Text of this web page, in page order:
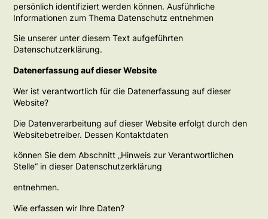
persönlich identifiziert werden können. Ausführliche
Informationen zum Thema Datenschutz entnehmen
Sie unserer unter diesem Text aufgeführten
Datenschutzerklärung.
Datenerfassung auf dieser Website
Wer ist verantwortlich für die Datenerfassung auf dieser
Website?
Die Datenverarbeitung auf dieser Website erfolgt durch den
Websitebetreiber. Dessen Kontaktdaten
können Sie dem Abschnitt „Hinweis zur Verantwortlichen
Stelle“ in dieser Datenschutzerklärung
entnehmen.
Wie erfassen wir Ihre Daten?